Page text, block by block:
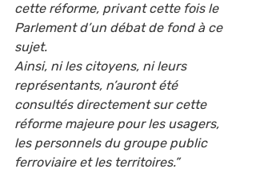
cette réforme, privant cette fois le
Parlement d’un débat de fond à ce
sujet.
Ainsi, ni les citoyens, ni leurs
représentants, n’auront été
consultés directement sur cette
réforme majeure pour les usagers,
les personnels du groupe public
ferroviaire et les territoires.”